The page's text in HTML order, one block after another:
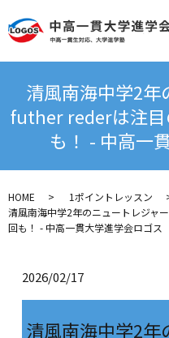
清風南海中学2年
futher rederは注目
も！ - 中高一
HOME
1ポイントレッスン
清風南海中学2年のニュートレジャ
回も！ - 中高一貫大学進学会ロゴス
2026/02/17
清風南海中学2年